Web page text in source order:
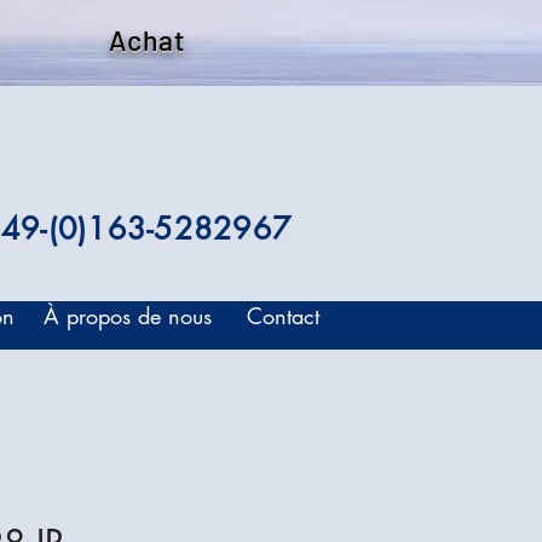
Achat
(0)163-5282967
À propos de nous Contact